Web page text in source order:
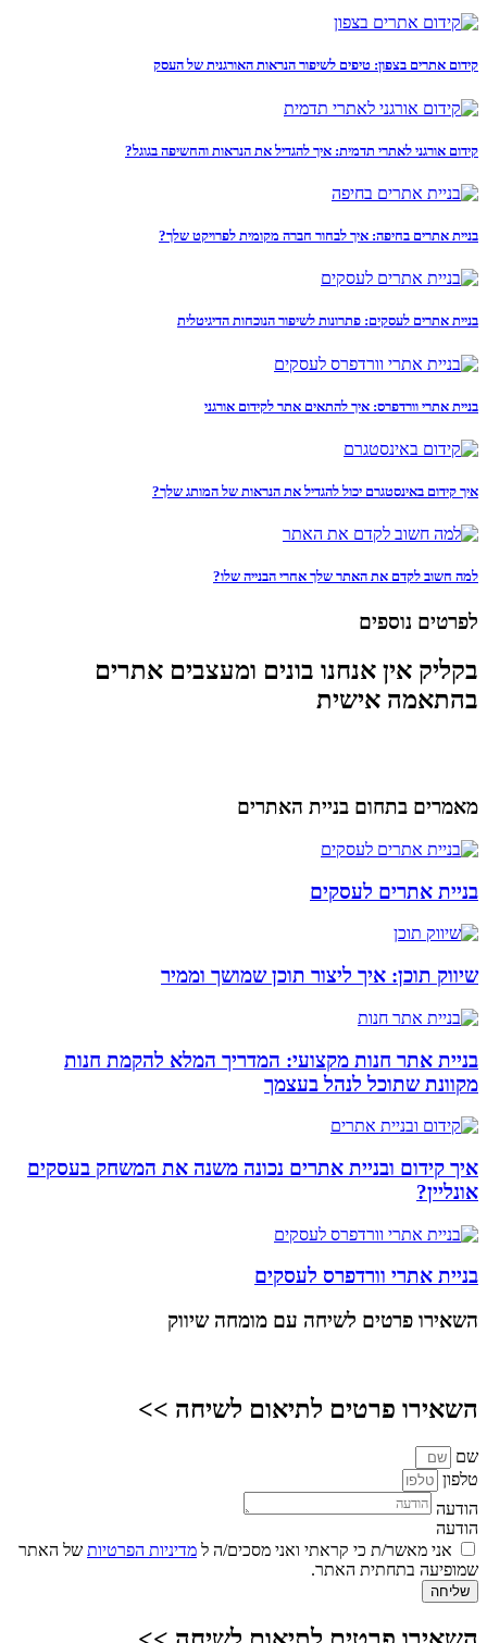
קידום אתרים בצפון: טיפים לשיפור הנראות האורגנית של העסק
קידום אורגני לאתרי תדמית: איך להגדיל את הנראות והחשיפה בגוגל?
בניית אתרים בחיפה: איך לבחור חברה מקומית לפרויקט שלך?
בניית אתרים לעסקים: פתרונות לשיפור הנוכחות הדיגיטלית
בניית אתרי וורדפרס: איך להתאים אתר לקידום אורגני
איך קידום באינסטגרם יכול להגדיל את הנראות של המותג שלך?
למה חשוב לקדם את האתר שלך אחרי הבנייה שלו?
לפרטים נוספים
בקליק אין אנחנו בונים ומעצבים אתרים
בהתאמה אישית
מאמרים בתחום בניית האתרים
בניית אתרים לעסקים
שיווק תוכן: איך ליצור תוכן שמושך וממיר
בניית אתר חנות מקצועי: המדריך המלא להקמת חנות
מקוונת שתוכל לנהל בעצמך
איך קידום ובניית אתרים נכונה משנה את המשחק בעסקים
אונליין?
בניית אתרי וורדפרס לעסקים
השאירו פרטים לשיחה עם מומחה שיווק
השאירו פרטים לתיאום לשיחה >>
שם
טלפון
הודעה
הודעה
אני מאשר/ת כי קראתי ואני מסכים/ה ל מדיניות הפרטיות של האתר
שמופיעה בתחתית האתר.
שליחה